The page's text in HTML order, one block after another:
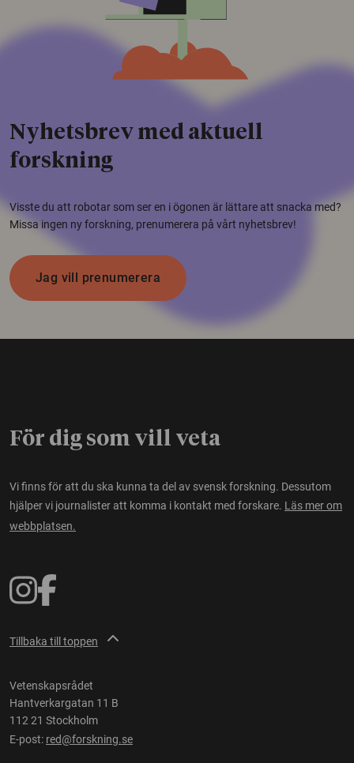
Nyhetsbrev med aktuell
forskning
Visste du att robotar som ser en i ögonen är lättare att snacka med?
Missa ingen ny forskning, prenumerera på vårt nyhetsbrev!
Jag vill prenumerera
För dig som vill veta
Vi finns för att du ska kunna ta del av svensk forskning. Dessutom
hjälper vi journalister att komma i kontakt med forskare. Läs mer om
webbplatsen.
Tillbaka till toppen
Vetenskapsrådet
Hantverkargatan 11 B
112 21 Stockholm
E-post: red@forskning.se